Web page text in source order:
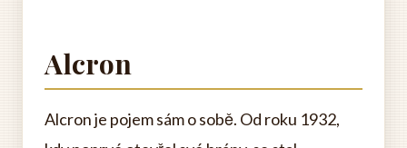
Alcron
Alcron je pojem sám o sobě. Od roku 1932,